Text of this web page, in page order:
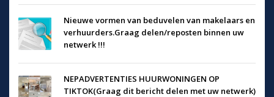
Nieuwe vormen van beduvelen van makelaars en
verhuurders.Graag delen/reposten binnen uw
netwerk !!!
NEPADVERTENTIES HUURWONINGEN OP
TIKTOK(Graag dit bericht delen met uw netwerk)